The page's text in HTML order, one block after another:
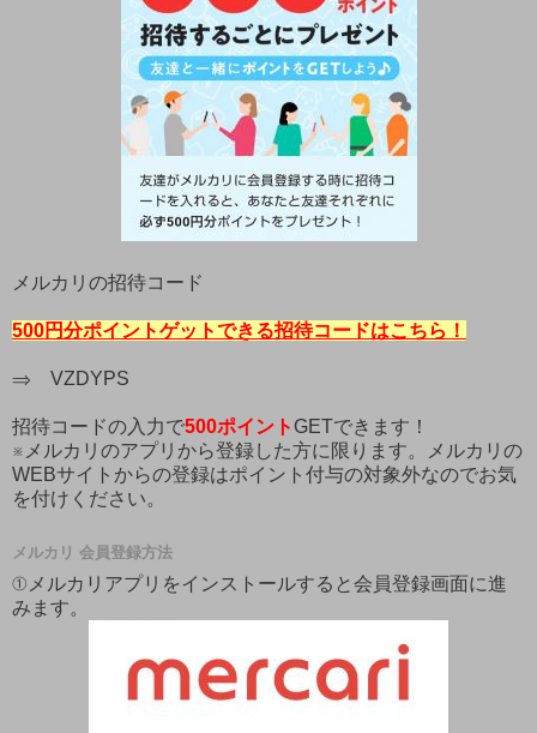
メルカリの招待コード
500円分ポイントゲットできる招待コードはこちら！
⇒ VZDYPS
招待コードの入力で500ポイント GETできます！
※メルカリのアプリから登録した方に限ります。メルカリの
WEBサイトからの登録はポイント付与の対象外なのでお気
を付けください。
メルカリ 会員登録方法
①メルカリアプリをインストールすると会員登録画面に進
みます。